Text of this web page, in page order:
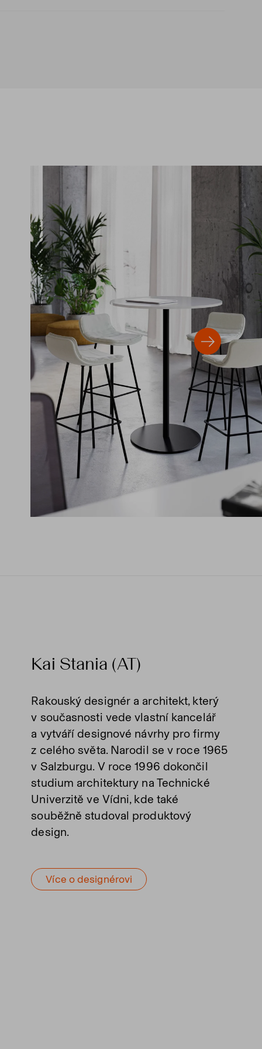
Kai Stania (AT)
Rakouský designér a architekt, který
v současnosti vede vlastní kancelář
a vytváří designové návrhy pro firmy
z celého světa. Narodil se v roce 1965
v Salzburgu. V roce 1996 dokončil
studium architektury na Technické
Univerzitě ve Vídni, kde také
souběžně studoval produktový
design.
Více o designérovi